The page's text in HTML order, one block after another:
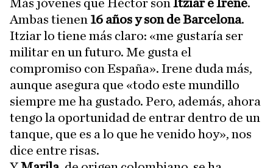
Más jóvenes que Héctor son Itziar e Irene.
Ambas tienen 16 años y son de Barcelona.
Itziar lo tiene más claro: «me gustaría ser
militar en un futuro. Me gusta el
compromiso con España». Irene duda más,
aunque asegura que «todo este mundillo
siempre me ha gustado. Pero, además, ahora
tengo la oportunidad de entrar dentro de un
tanque, que es a lo que he venido hoy», nos
dice entre risas.